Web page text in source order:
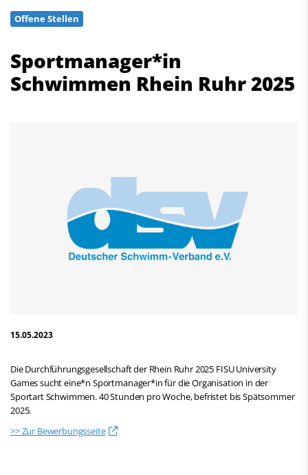
Offene Stellen
Sportmanager*in
Schwimmen Rhein Ruhr 2025
15.05.2023
Die Durchführungsgesellschaft der Rhein Ruhr 2025 FISU University
Games sucht eine*n Sportmanager*in für die Organisation in der
Sportart Schwimmen. 40 Stunden pro Woche, befristet bis Spätsommer
2025.
>> Zur Bewerbungsseite
Schwimmen
Wasserball
Synchronschwimmen
Fax: +49 561 94083-15
info@dsv.de